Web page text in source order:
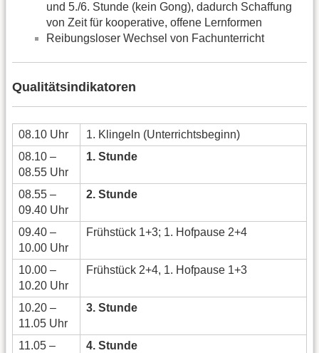
und 5./6. Stunde (kein Gong), dadurch Schaffung
von Zeit für kooperative, offene Lernformen
Reibungsloser Wechsel von Fachunterricht
Qualitätsindikatoren
08.10 Uhr
1. Klingeln (Unterrichtsbeginn)
08.10 –
08.55 Uhr
1. Stunde
08.55 –
09.40 Uhr
2. Stunde
09.40 –
10.00 Uhr
Frühstück 1+3; 1. Hofpause 2+4
10.00 –
10.20 Uhr
Frühstück 2+4, 1. Hofpause 1+3
10.20 –
11.05 Uhr
3. Stunde
11.05 –
4. Stunde